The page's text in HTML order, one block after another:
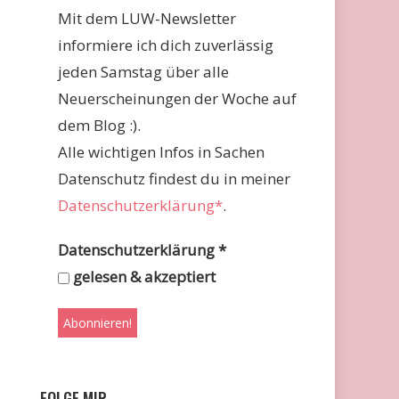
Mit dem LUW-Newsletter
informiere ich dich zuverlässig
jeden Samstag über alle
Neuerscheinungen der Woche auf
dem Blog :).
Alle wichtigen Infos in Sachen
Datenschutz findest du in meiner
Datenschutzerklärung*.
Datenschutzerklärung*
gelesen & akzeptiert